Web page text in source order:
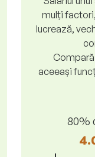
mulți
lucrează,
aceeași
80%